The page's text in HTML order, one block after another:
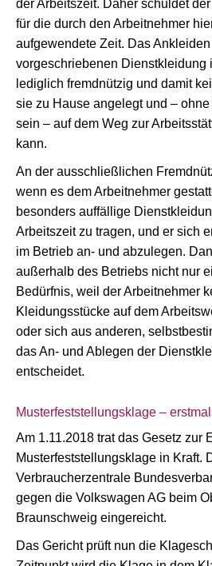
der Arbeitszeit. Daher schuldet
für die durch den Arbeitnehmer
aufgewendete Zeit. Das
vorgeschriebenen Dienstkleidung
lediglich fremdnützig und damit
sie zu Hause angelegt und –
sein – auf dem Weg zur
kann.
An der ausschließlichen
wenn es dem Arbeitnehmer
besonders auffällige
Arbeitszeit zu tragen, und er sich
im Betrieb an- und abzulegen.
außerhalb des Betriebs nicht nur
Bedürfnis, weil der Arbeitnehmer
Kleidungsstücke auf dem
oder sich aus anderen,
das An- und Ablegen der
entscheidet.
Musterfeststellungsklage –
Am 1.11.2018 trat das Gesetz zur
Musterfeststellungsklage in Kraft.
Verbraucherzentrale
gegen die Volkswagen AG beim
Braunschweig eingereicht.
Das Gericht prüft nun die